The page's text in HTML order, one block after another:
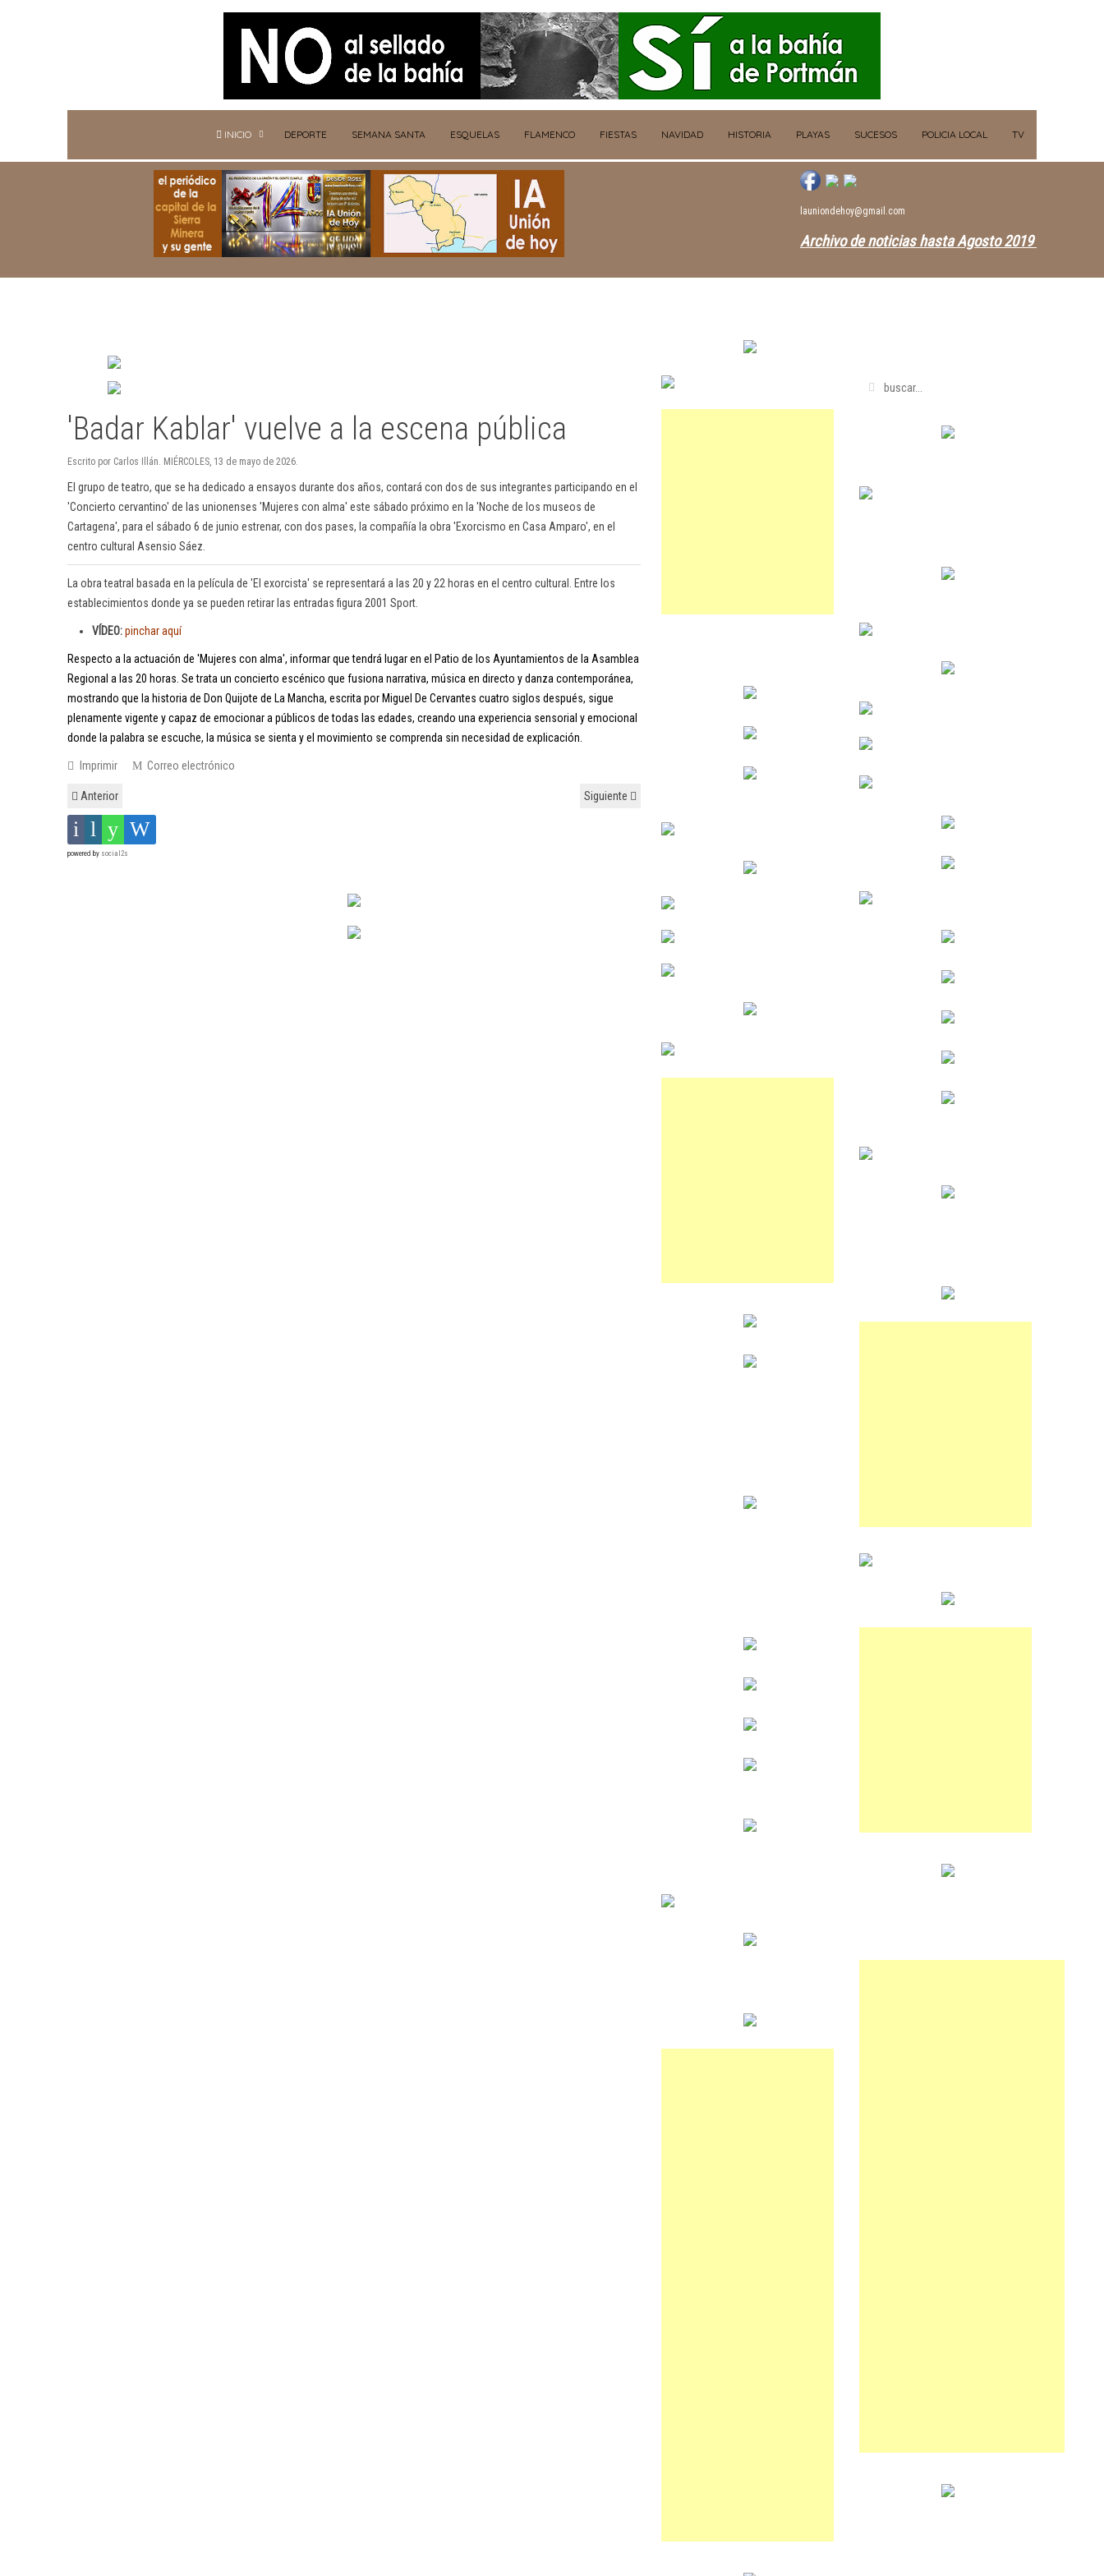
INICIO DEPORTE SEMANA SANTA ESQUELAS FLAMENCO FIESTAS NAVIDAD HISTORIA PLAYAS SUCESOS POLICIA LOCAL TV
launiondehoy@gmail.com
Archivo de noticias hasta Agosto 2019
'Badar Kablar' vuelve a la escena pública
Escrito por Carlos Illán. MIÉRCOLES, 13 de mayo de 2026.
El grupo de teatro, que se ha dedicado a ensayos durante dos años, contará con dos de sus integrantes participando en el
'Concierto cervantino' de las unionenses 'Mujeres con alma' este sábado próximo en la 'Noche de los museos de
Cartagena', para el sábado 6 de junio estrenar, con dos pases, la compañía la obra 'Exorcismo en Casa Amparo', en el
centro cultural Asensio Sáez.
La obra teatral basada en la película de 'El exorcista' se representará a las 20 y 22 horas en el centro cultural. Entre los
establecimientos donde ya se pueden retirar las entradas figura 2001 Sport.
VÍDEO:pinchar aquí
Respecto a la actuación de 'Mujeres con alma', informar que tendrá lugar en el Patio de los Ayuntamientos de la Asamblea
Regional a las 20 horas. Se trata un concierto escénico que fusiona narrativa, música en directo y danza contemporánea,
mostrando que la historia de Don Quijote de La Mancha, escrita por Miguel De Cervantes cuatro siglos después, sigue
plenamente vigente y capaz de emocionar a públicos de todas las edades, creando una experiencia sensorial y emocional
donde la palabra se escuche, la música se sienta y el movimiento se comprenda sin necesidad de explicación.
Imprimir Correo electrónico
Anterior Siguiente
powered by social2s